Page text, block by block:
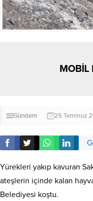
MOBİL
Gündem 25 Temmuz
Yürekleri yakıp kavuran
ateşlerin içinde kalan
Belediyesi koştu.